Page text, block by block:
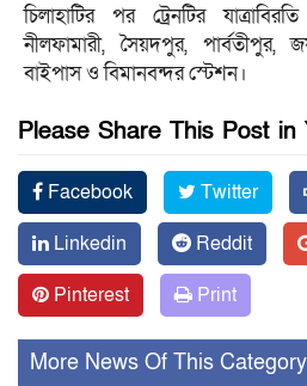
চিলাহাটির পর ট্রেনটির
নীলফামারী, সৈয়দপুর, পার্বতীপুর,
বাইপাস ও বিমানবন্দর স্টেশন।
Please Share This Post in
Facebook Twitter
Linkedin
Reddit
Pinterest
Print
More News Of This Category